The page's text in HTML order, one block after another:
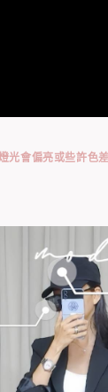
光會偏亮或些許色